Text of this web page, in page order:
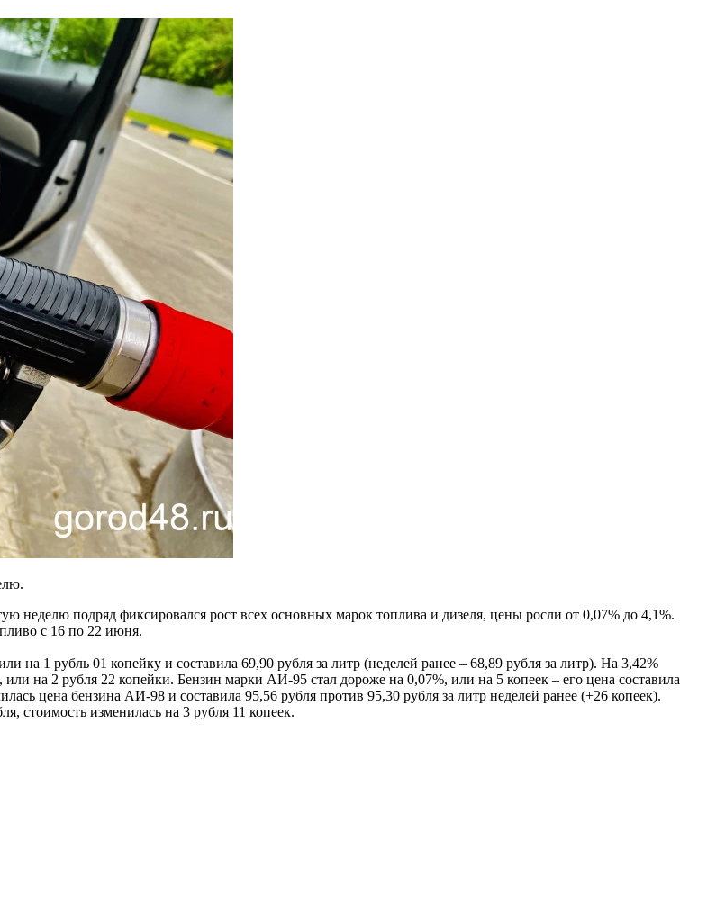
неделю подряд фиксировался рост всех основных марок топлива и дизеля, цены росли от 0,07% до 4,1%.
с 16 по 22 июня.
1 рубль 01 копейку и составила 69,90 рубля за литр (неделей ранее – 68,89 рубля за литр). На 3,42%
на 2 рубля 22 копейки. Бензин марки АИ-95 стал дороже на 0,07%, или на 5 копеек – его цена составила
цена бензина АИ-98 и составила 95,56 рубля против 95,30 рубля за литр неделей ранее (+26 копеек).
стоимость изменилась на 3 рубля 11 копеек.